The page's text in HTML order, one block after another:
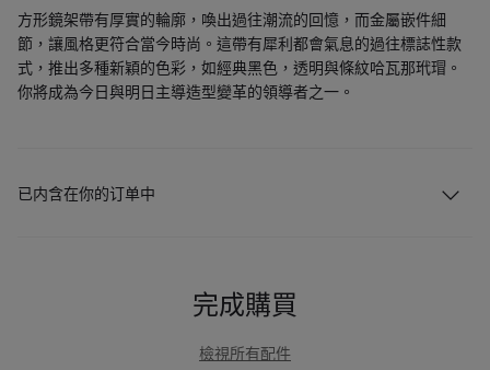
方形鏡架帶有厚實的輪廓，喚出過往潮流的回憶，而金屬嵌件細
節，讓風格更符合當今時尚。這帶有犀利都會氣息的過往標誌性款
式，推出多種新穎的色彩，如經典黑色，透明與條紋哈瓦那玳瑁。
你將成為今日與明日主導造型變革的領導者之一。
已内含在你的订单中
完成購買
檢視所有配件